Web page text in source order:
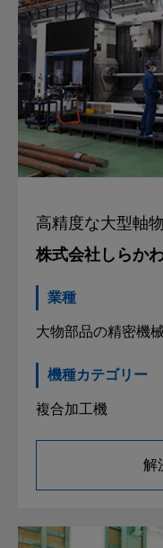
高精度な大型軸
株式会社しらか
業種
大物部品の精密機
機種カテゴリー
複合加工機
解